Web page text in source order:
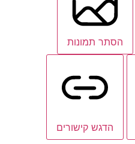
הסתר תמונות
הדגש קישורים